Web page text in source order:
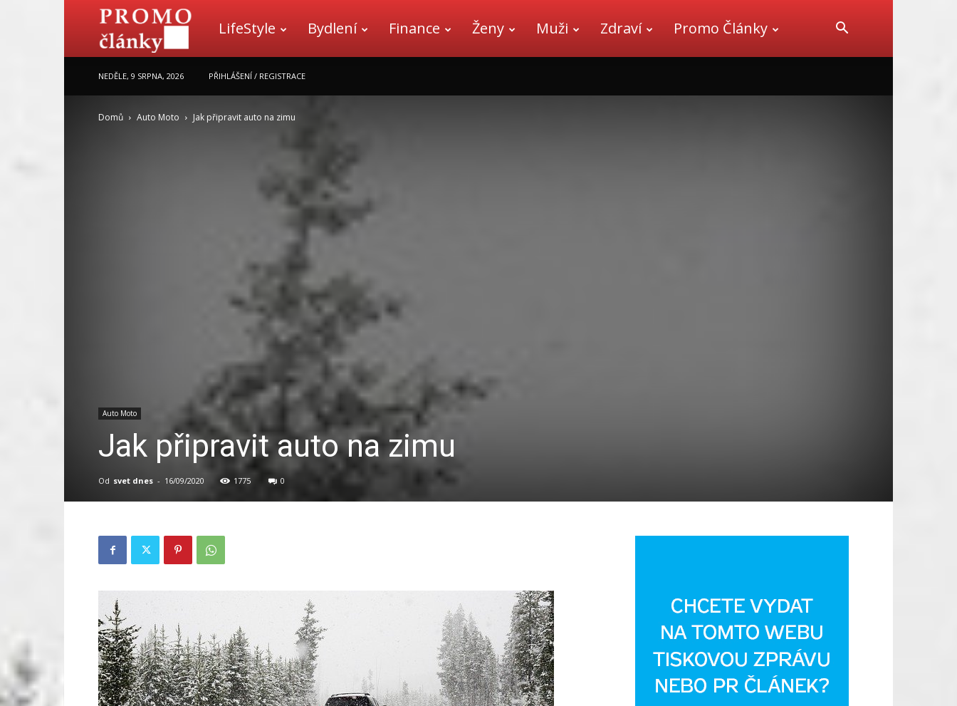
Promo
LifeStyle Bydlení Finance Ženy Muži Zdraví Promo Články
NEDĚLE, 9 SRPNA, 2026 PŘIHLÁŠENÍ / REGISTRACE
Domů Auto Moto Jak připravit auto na zimu
Auto Moto
Jak připravit auto na zimu
Od svet dnes - 16/09/2020 1775 0